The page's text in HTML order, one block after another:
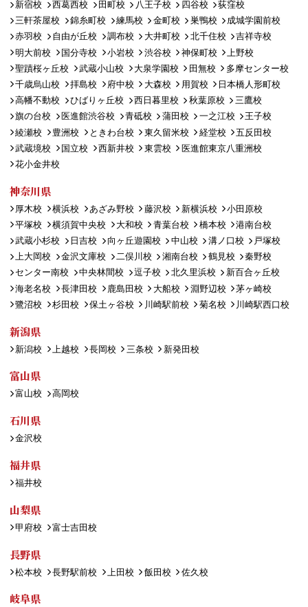
新宿校 西葛西校 田町校 八王子校 四谷校
荻窪校
三軒茶屋校
錦糸町校 練馬校 金町校 巣鴨校
成城学園前校
赤羽校
自由が丘校 調布校 大井町校 北千住校
吉祥寺校
明大前校
国分寺校 小岩校 渋谷校 神保町校
上野校
聖蹟桜ヶ丘校
武蔵小山校 大泉学園校 田無校
多摩センター校
千歳烏山校
拝島校 府中校 大森校 用賀校
日本橋人形町校
高幡不動校
ひばりヶ丘校 西日暮里校 秋葉原校
三鷹校
旗の台校
医進館渋谷校 青砥校 蒲田校 一之江校
王子校
綾瀬校
豊洲校 ときわ台校 東久留米校 経堂校
五反田校
武蔵境校
国立校 西新井校 東雲校
医進館東京八重洲校
花小金井校
神奈川県
厚木校 横浜校 あざみ野校 藤沢校 新横浜校
小田原校
平塚校
横須賀中央校 大和校 青葉台校 橋本校
港南台校
武蔵小杉校
日吉校 向ヶ丘遊園校 中山校 溝ノ口校
戸塚校
上大岡校
金沢文庫校 二俣川校 湘南台校 鶴見校
秦野校
センター南校
中央林間校 逗子校 北久里浜校
新百合ヶ丘校
海老名校
長津田校 鹿島田校 大船校 淵野辺校
茅ヶ崎校
鷺沼校
杉田校 保土ヶ谷校 川崎駅前校 菊名校 川崎駅西口校
新潟県
新潟校 上越校 長岡校 三条校 新発田校
富山県
富山校 高岡校
石川県
金沢校
福井県
福井校
山梨県
甲府校 富士吉田校
長野県
松本校 長野駅前校 上田校 飯田校 佐久校
岐阜県